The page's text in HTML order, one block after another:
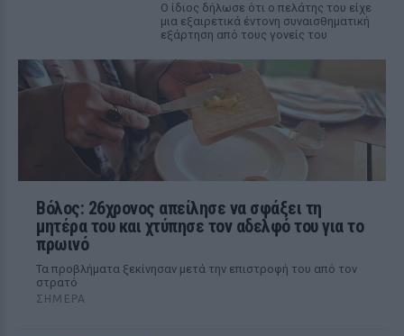
Ο ίδιος δήλωσε ότι ο πελάτης του είχε
μια εξαιρετικά έντονη συναισθηματική
εξάρτηση από τους γονείς του
Βόλος: 26χρονος απείλησε να σφάξει τη
μητέρα του και χτύπησε τον αδελφό του για το
πρωινό
Τα προβλήματα ξεκίνησαν μετά την επιστροφή του από τον
στρατό
ΣΉΜΕΡΑ